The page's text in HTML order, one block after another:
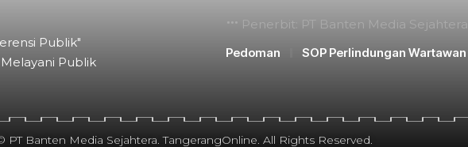
Publik"
Publik
Penerbit: PT Banten Media Sejahtera
Pedoman
SOP Perlindungan Wartawan
PT Banten Media Sejahtera. TangerangOnline. All Rights Reserved.